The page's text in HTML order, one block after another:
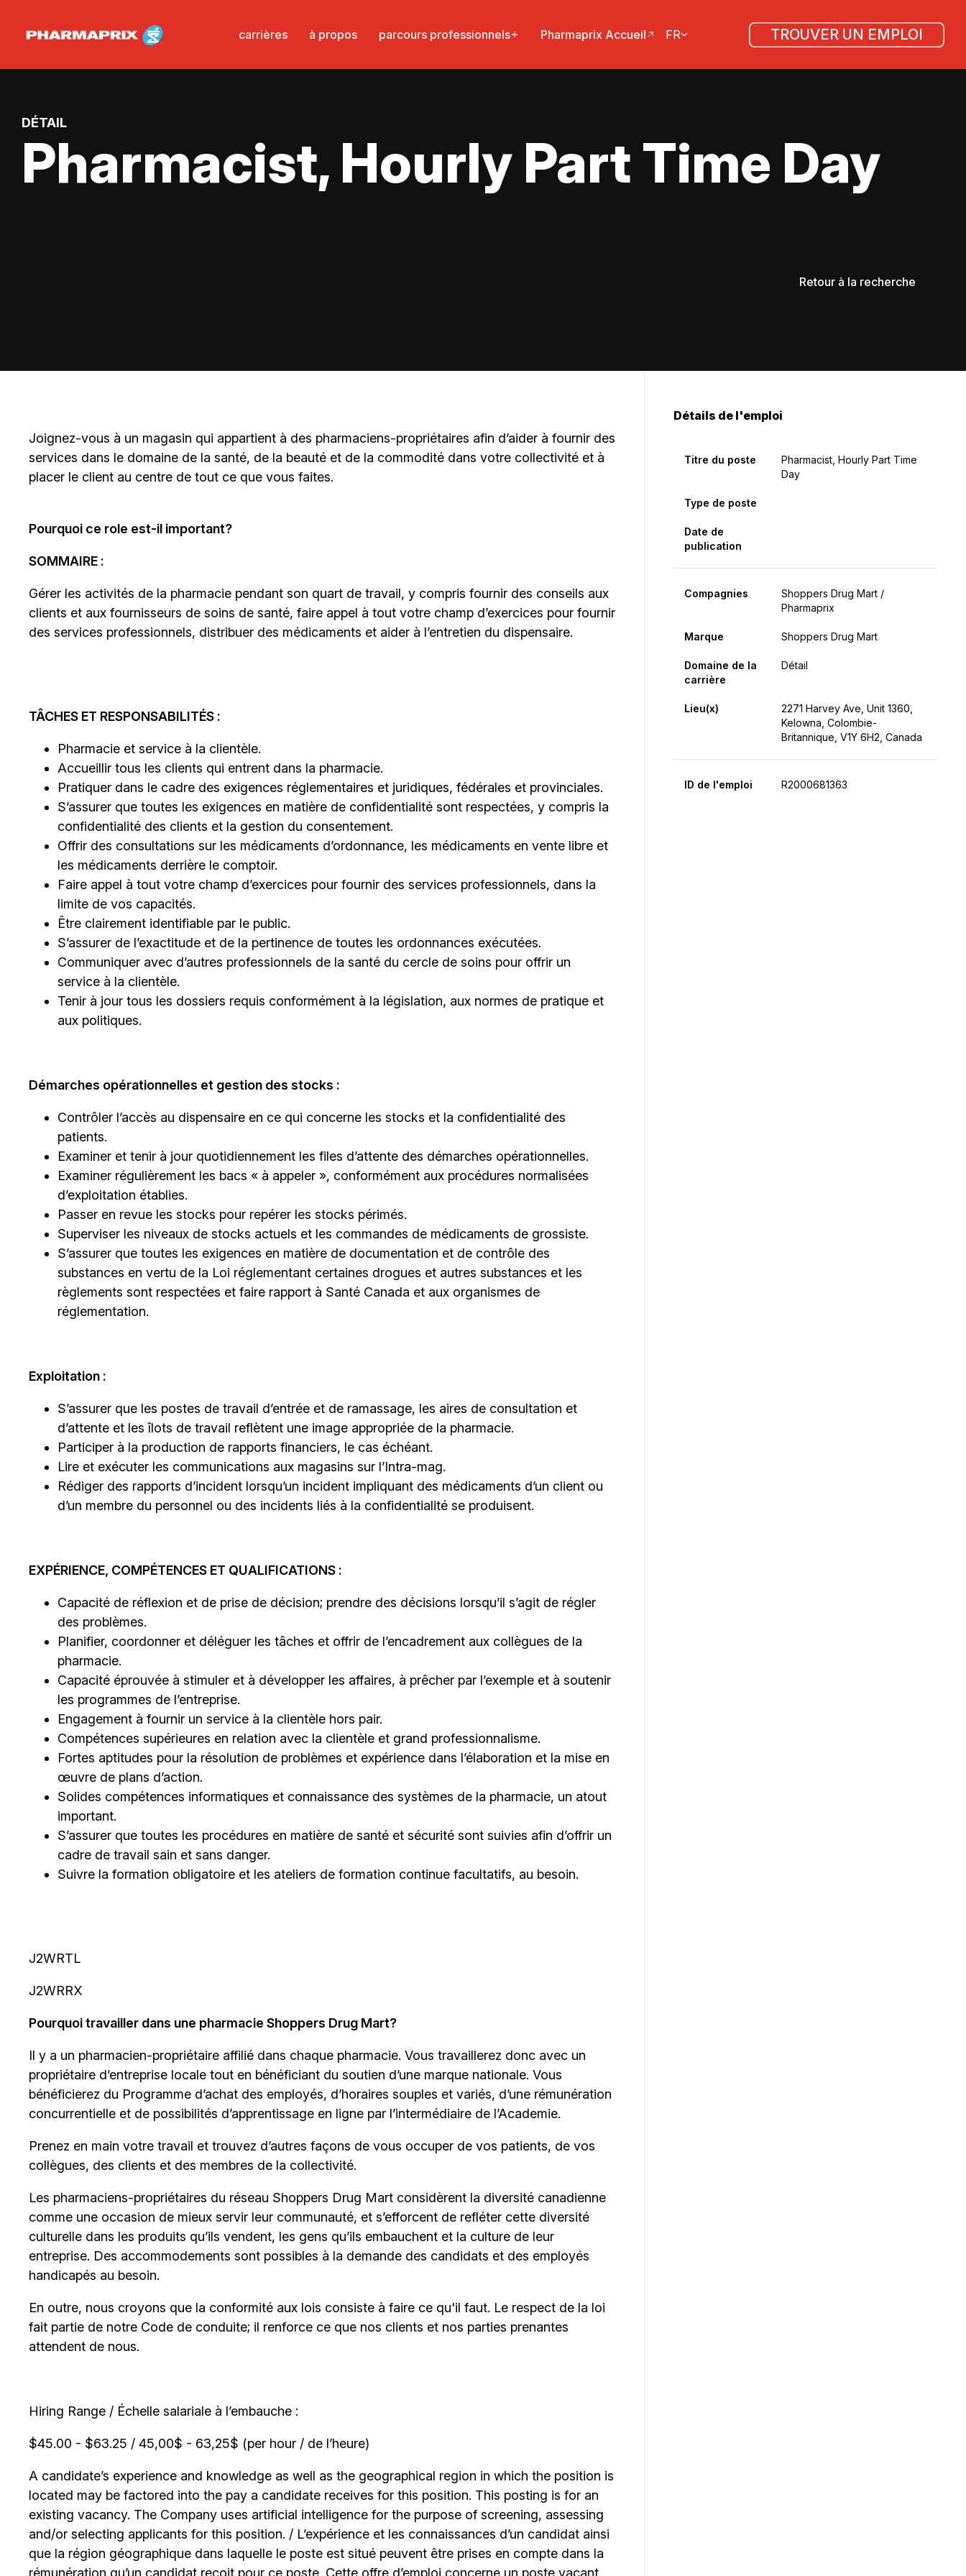
carrières à propos parcours professionnels Pharmaprix Accueil FR TROUVER UN EMPLOI
DÉTAIL
Pharmacist, Hourly Part Time Day
Retour à la recherche
Joignez-vous à un magasin qui appartient à des pharmaciens-propriétaires afin d’aider à fournir des
services dans le domaine de la santé, de la beauté et de la commodité dans votre collectivité et à
placer le client au centre de tout ce que vous faites.
Pourquoi ce role est-il important?
SOMMAIRE :
Gérer les activités de la pharmacie pendant son quart de travail, y compris fournir des conseils aux
clients et aux fournisseurs de soins de santé, faire appel à tout votre champ d’exercices pour fournir
des services professionnels, distribuer des médicaments et aider à l’entretien du dispensaire.
TÂCHES ET RESPONSABILITÉS :
Pharmacie et service à la clientèle.
Accueillir tous les clients qui entrent dans la pharmacie.
Pratiquer dans le cadre des exigences réglementaires et juridiques, fédérales et provinciales.
S’assurer que toutes les exigences en matière de confidentialité sont respectées, y compris la
confidentialité des clients et la gestion du consentement.
Offrir des consultations sur les médicaments d’ordonnance, les médicaments en vente libre et
les médicaments derrière le comptoir.
Faire appel à tout votre champ d’exercices pour fournir des services professionnels, dans la
limite de vos capacités.
Être clairement identifiable par le public.
S’assurer de l’exactitude et de la pertinence de toutes les ordonnances exécutées.
Communiquer avec d’autres professionnels de la santé du cercle de soins pour offrir un
service à la clientèle.
Tenir à jour tous les dossiers requis conformément à la législation, aux normes de pratique et
aux politiques.
Démarches opérationnelles et gestion des stocks :
Contrôler l’accès au dispensaire en ce qui concerne les stocks et la confidentialité des
patients.
Examiner et tenir à jour quotidiennement les files d’attente des démarches opérationnelles.
Examiner régulièrement les bacs « à appeler », conformément aux procédures normalisées
d’exploitation établies.
Passer en revue les stocks pour repérer les stocks périmés.
Superviser les niveaux de stocks actuels et les commandes de médicaments de grossiste.
S’assurer que toutes les exigences en matière de documentation et de contrôle des
substances en vertu de la Loi réglementant certaines drogues et autres substances et les
règlements sont respectées et faire rapport à Santé Canada et aux organismes de
réglementation.
Exploitation :
S’assurer que les postes de travail d’entrée et de ramassage, les aires de consultation et
d’attente et les îlots de travail reflètent une image appropriée de la pharmacie.
Participer à la production de rapports financiers, le cas échéant.
Lire et exécuter les communications aux magasins sur l’Intra-mag.
Rédiger des rapports d’incident lorsqu’un incident impliquant des médicaments d’un client ou
d’un membre du personnel ou des incidents liés à la confidentialité se produisent.
EXPÉRIENCE, COMPÉTENCES ET QUALIFICATIONS :
Capacité de réflexion et de prise de décision; prendre des décisions lorsqu’il s’agit de régler
des problèmes.
Planifier, coordonner et déléguer les tâches et offrir de l’encadrement aux collègues de la
pharmacie.
Capacité éprouvée à stimuler et à développer les affaires, à prêcher par l’exemple et à soutenir
les programmes de l’entreprise.
Engagement à fournir un service à la clientèle hors pair.
Compétences supérieures en relation avec la clientèle et grand professionnalisme.
Fortes aptitudes pour la résolution de problèmes et expérience dans l’élaboration et la mise en
œuvre de plans d’action.
Solides compétences informatiques et connaissance des systèmes de la pharmacie, un atout
important.
S’assurer que toutes les procédures en matière de santé et sécurité sont suivies afin d’offrir un
cadre de travail sain et sans danger.
Suivre la formation obligatoire et les ateliers de formation continue facultatifs, au besoin.
J2WRTL
J2WRRX
Pourquoi travailler dans une pharmacie Shoppers Drug Mart?
Il y a un pharmacien-propriétaire affilié dans chaque pharmacie. Vous travaillerez donc avec un
propriétaire d’entreprise locale tout en bénéficiant du soutien d’une marque nationale. Vous
bénéficierez du Programme d’achat des employés, d’horaires souples et variés, d’une rémunération
concurrentielle et de possibilités d’apprentissage en ligne par l’intermédiaire de l’Academie.
Prenez en main votre travail et trouvez d’autres façons de vous occuper de vos patients, de vos
collègues, des clients et des membres de la collectivité.
Les pharmaciens-propriétaires du réseau Shoppers Drug Mart considèrent la diversité canadienne
comme une occasion de mieux servir leur communauté, et s’efforcent de refléter cette diversité
culturelle dans les produits qu’ils vendent, les gens qu’ils embauchent et la culture de leur
entreprise. Des accommodements sont possibles à la demande des candidats et des employés
handicapés au besoin.
En outre, nous croyons que la conformité aux lois consiste à faire ce qu'il faut. Le respect de la loi
fait partie de notre Code de conduite; il renforce ce que nos clients et nos parties prenantes
attendent de nous.
Hiring Range / Échelle salariale à l’embauche :
$45.00 - $63.25 / 45,00$ - 63,25$ (per hour / de l’heure)
A candidate’s experience and knowledge as well as the geographical region in which the position is
located may be factored into the pay a candidate receives for this position. This posting is for an
existing vacancy. The Company uses artificial intelligence for the purpose of screening, assessing
and/or selecting applicants for this position. / L’expérience et les connaissances d’un candidat ainsi
que la région géographique dans laquelle le poste est situé peuvent être prises en compte dans la
rémunération qu’un candidat reçoit pour ce poste. Cette offre d’emploi concerne un poste vacant
Détails de l'emploi
Titre du poste
Pharmacist, Hourly Part Time
Day
Type de poste
Date de
publication
Compagnies
Shoppers Drug Mart /
Pharmaprix
Marque Shoppers Drug Mart
Domaine de la
carrière
Détail
Lieu(x)
2271 Harvey Ave, Unit 1360,
Kelowna, Colombie-
Britannique, V1Y 6H2, Canada
ID de l'emploi R2000681363